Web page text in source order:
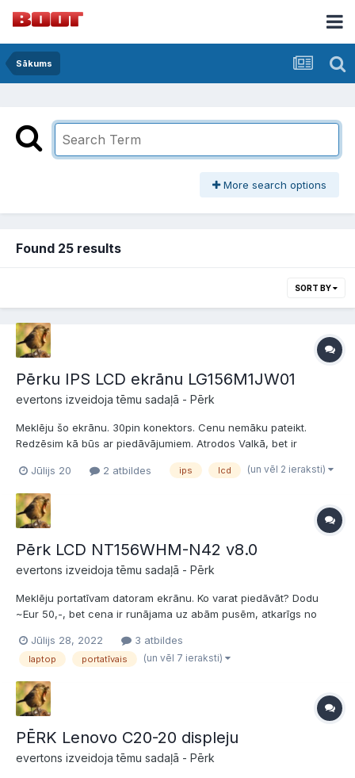
Sākums
More search options
Found 25 results
SORT BY
Pērku IPS LCD ekrānu LG156M1JW01
evertons izveidoja tēmu sadaļā - Pērk
Meklēju šo ekrānu. 30pin konektors. Cenu nemāku pateikt.
Redzēsim kā būs ar piedāvājumiem. Atrodos Valkā, bet ir
braukāju uz Rīgu.
Jūlijs 20 2 atbildes ips lcd (un vēl 2 ieraksti)
Pērk LCD NT156WHM-N42 v8.0
evertons izveidoja tēmu sadaļā - Pērk
Meklēju portatīvam datoram ekrānu. Ko varat piedāvāt? Dodu
~Eur 50,-, bet cena ir runājama uz abām pusēm, atkarīgs no
pakalpojumus.
Jūlijs 28, 2022 3 atbildes
laptop portatīvais (un vēl 7 ieraksti)
PĒRK Lenovo C20-20 displeju
evertons izveidoja tēmu sadaļā - Pērk